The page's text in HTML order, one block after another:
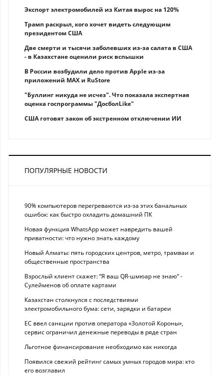
Экспорт электромобилей из Китая вырос на 120%
Трамп раскрыл, кого хочет видеть следующим
президентом США
Две смерти и тысячи заболевших из-за салата в США
- в Казахстане оценили риск вспышки
В России возбудили дело против Apple из-за
приложений MAX и RuStore
"Буллинг никуда не исчез". Что показала экспертная
оценка госпрограммы "ДосболLike"
США готовят закон об экстренном отключении ИИ
ПОПУЛЯРНЫЕ НОВОСТИ
90% компьютеров перегреваются из-за этих банальных
ошибок: как быстро охладить домашний ПК
Новая функция WhatsApp может навредить вашей
приватности: что нужно знать каждому
Новый Алматы: пять городских центров, метро, трамваи и
общественные пространства
Взрослый клиент скажет: “Я ваш QR-шмюар не знаю“ -
Сулейменов об оплате картами
Казахстан столкнулся с последствиями
электромобильного бума: сети, зарядки и батареи
ЕС ввел санкции против оператора «Золотой Короны»,
сервис ограничил денежные переводы в ряде стран
Льготное финансирование необходимо как никогда
Появился свежий рейтинг самых умных городов мира: кто
его возглавил